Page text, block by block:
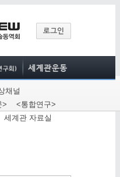
채널
>
<통합연구>
세계관 자료실